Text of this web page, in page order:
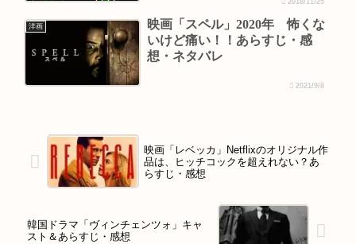
2018/11/25
洋画
映画「スペル」2020年 怖くな
いけど痛い！！あらすじ・感
想・ネタバレ
2021/9/8
映画「レベッカ」Netflixのオリジナル作
品は、ヒッチコックを超えれない？あ
らすじ・感想
韓国ドラマ「ヴィンチェンツォ」キャ
スト＆あらすじ・感想